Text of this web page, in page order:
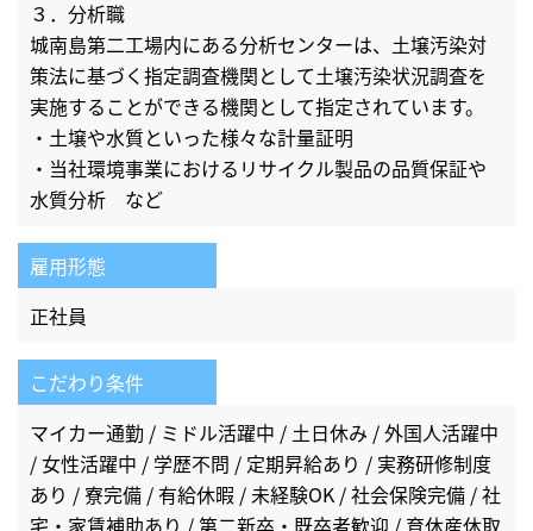
３．分析職
城南島第二工場内にある分析センターは、土壌汚染対
策法に基づく指定調査機関として土壌汚染状況調査を
実施することができる機関として指定されています。
・土壌や水質といった様々な計量証明
・当社環境事業におけるリサイクル製品の品質保証や
水質分析 など
雇用形態
正社員
こだわり条件
マイカー通勤 / ミドル活躍中 / 土日休み / 外国人活躍中
/ 女性活躍中 / 学歴不問 / 定期昇給あり / 実務研修制度
あり / 寮完備 / 有給休暇 / 未経験OK / 社会保険完備 / 社
宅・家賃補助あり / 第二新卒・既卒者歓迎 / 育休産休取